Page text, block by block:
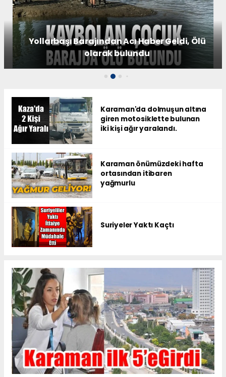
Yollarbaşı Barajından Acı Haber Geldi, Ölü
olarak bulundu
Karaman'da dolmuşun altına
giren motosiklette bulunan
iki kişi ağır yaralandı.
Karaman önümüzdeki hafta
ortasından itibaren
yağmurlu
Suriyeler Yaktı Kaçtı